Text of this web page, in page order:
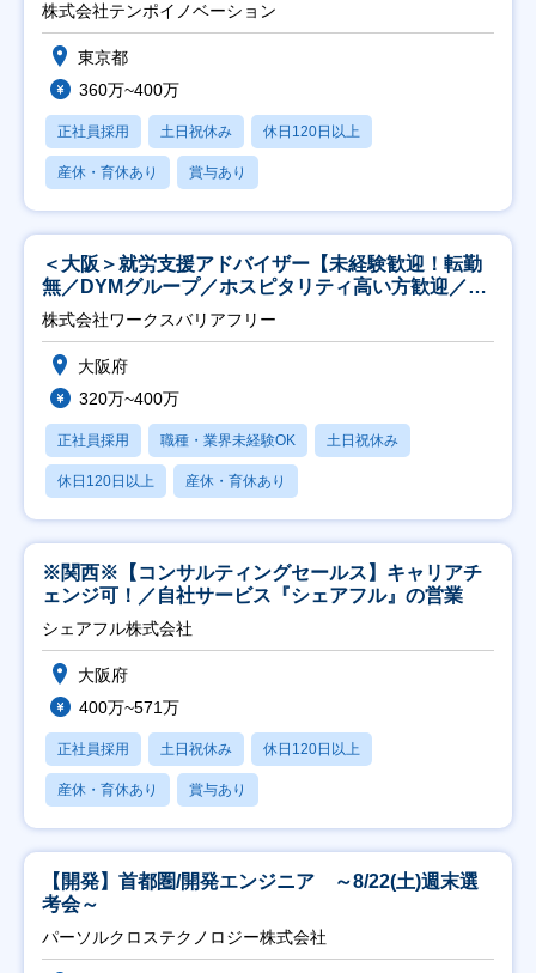
株式会社テンポイノベーション
東京都
360万~400万
正社員採用 土日祝休み 休日120日以上
産休・育休あり 賞与あり
＜大阪＞就労支援アドバイザー【未経験歓迎！転勤
無／DYMグループ／ホスピタリティ高い方歓迎／土
日祝】
株式会社ワークスバリアフリー
大阪府
320万~400万
正社員採用 職種・業界未経験OK 土日祝休み
休日120日以上 産休・育休あり
※関西※【コンサルティングセールス】キャリアチ
ェンジ可！／自社サービス『シェアフル』の営業
シェアフル株式会社
大阪府
400万~571万
正社員採用 土日祝休み 休日120日以上
産休・育休あり 賞与あり
【開発】首都圏/開発エンジニア ～8/22(土)週末選
考会～
パーソルクロステクノロジー株式会社